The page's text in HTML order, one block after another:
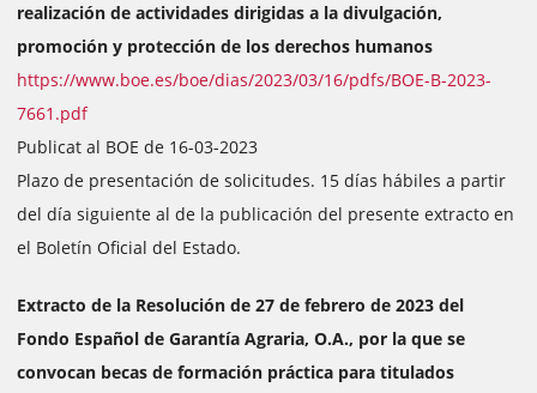
realización de actividades dirigidas a la divulgación,
promoción y protección de los derechos humanos
https://www.boe.es/boe/dias/2023/03/16/pdfs/BOE-B-2023-
7661.pdf
Publicat al BOE de 16-03-2023
Plazo de presentación de solicitudes. 15 días hábiles a partir
del día siguiente al de la publicación del presente extracto en
el Boletín Oficial del Estado.
Extracto de la Resolución de 27 de febrero de 2023 del
Fondo Español de Garantía Agraria, O.A., por la que se
convocan becas de formación práctica para titulados